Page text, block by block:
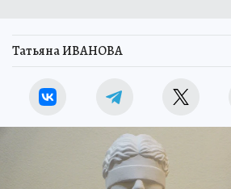
Татьяна ИВАНОВА